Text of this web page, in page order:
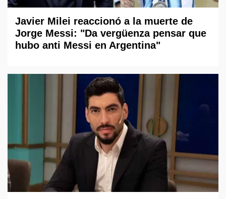
Javier Milei reaccionó a la muerte de
Jorge Messi: "Da vergüenza pensar que
hubo anti Messi en Argentina"